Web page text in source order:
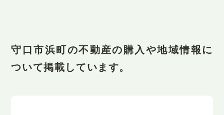
守口市浜町の不動産の購入や地域情報に
ついて掲載しています。